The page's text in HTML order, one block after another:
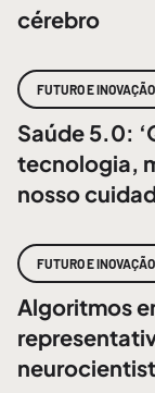
cérebro
FUTURO E INOVAÇÃO
Saúde 5.0:
tecnologia,
nosso
FUTURO E INOVAÇÃO
Algoritmos